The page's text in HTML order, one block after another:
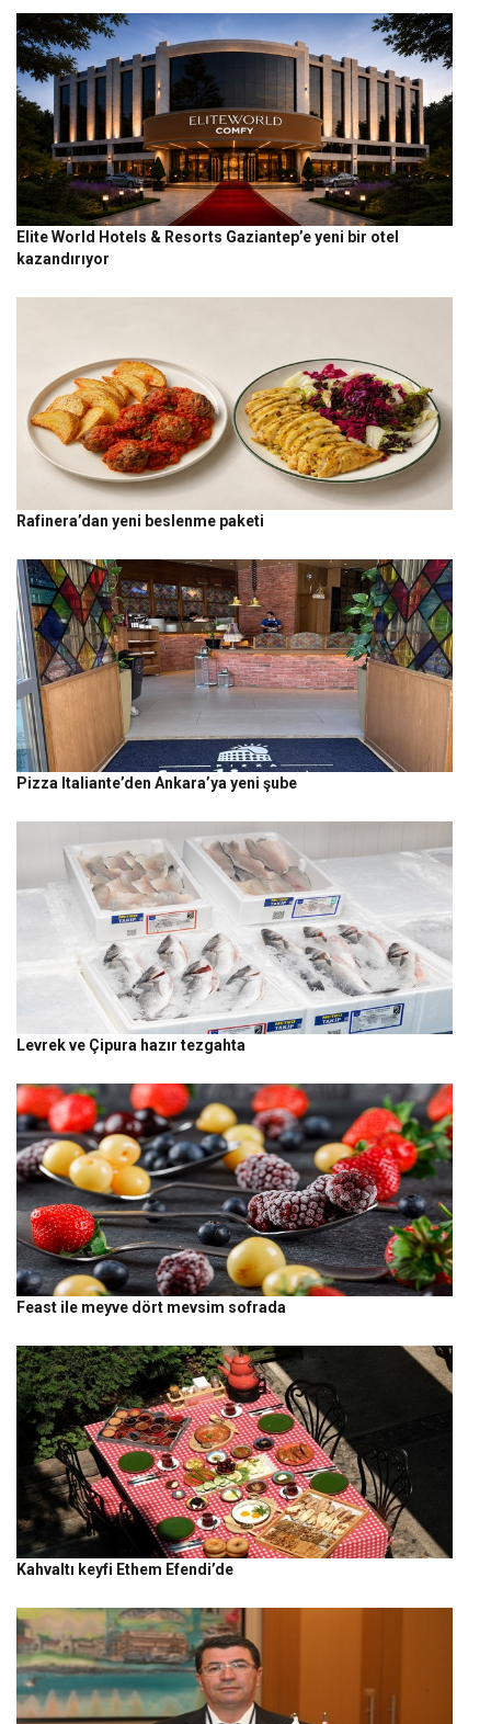
Elite World Hotels & Resorts Gaziantep’e yeni bir otel
kazandırıyor
Rafinera’dan yeni beslenme paketi
Pizza Italiante’den Ankara’ya yeni şube
Levrek ve Çipura hazır tezgahta
Feast ile meyve dört mevsim sofrada
Kahvaltı keyfi Ethem Efendi’de